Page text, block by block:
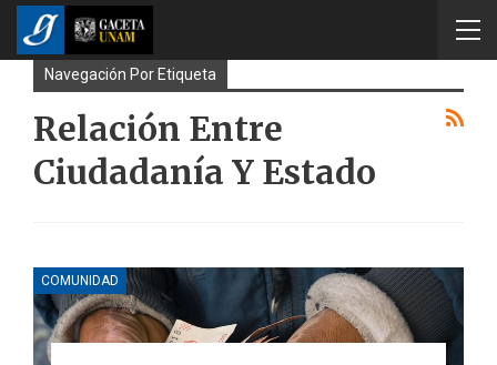
Navegación Por Etiqueta
Relación Entre
Ciudadanía Y Estado
COMUNIDAD